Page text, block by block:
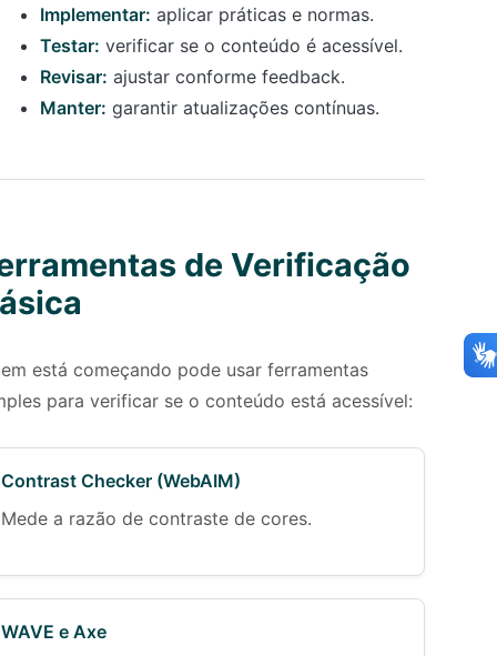
Implementar: aplicar práticas e normas.
Testar: verificar se o conteúdo é acessível.
Revisar: ajustar conforme feedback.
Manter: garantir atualizações contínuas.
de Verificação
está começando pode usar ferramentas
para verificar se o conteúdo está acessível:
Contrast Checker (WebAIM)
Mede a razão de contraste de cores.
WAVE e Axe